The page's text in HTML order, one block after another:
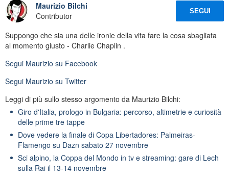
Maurizio Bilchi
Contributor
SEGUI
Suppongo che sia una delle ironie della vita fare la cosa sbagliata
al momento giusto - Charlie Chaplin .
Segui Maurizio su Facebook
Segui Maurizio su Twitter
Leggi di più sullo stesso argomento da Maurizio Bilchi:
Giro d'Italia, prologo in Bulgaria: percorso, altimetrie e curiosità
delle prime tre tappe
Dove vedere la finale di Copa Libertadores: Palmeiras-
Flamengo su Dazn sabato 27 novembre
Sci alpino, la Coppa del Mondo in tv e streaming: gare di Lech
sulla Rai il 13-14 novembre